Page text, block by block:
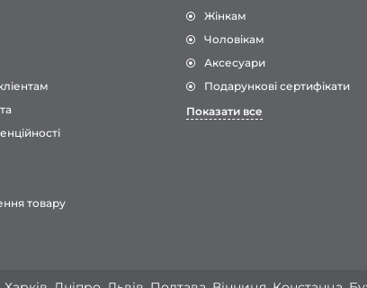
товару
Жінкам
Чоловікам
Аксесуари
Подарункові сертифікати
Показати все